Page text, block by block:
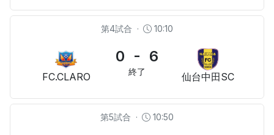
第4試合 · 10:10
FC.CLARO
0 - 6
終了 仙台中⽥SC
第5試合 · 10:50